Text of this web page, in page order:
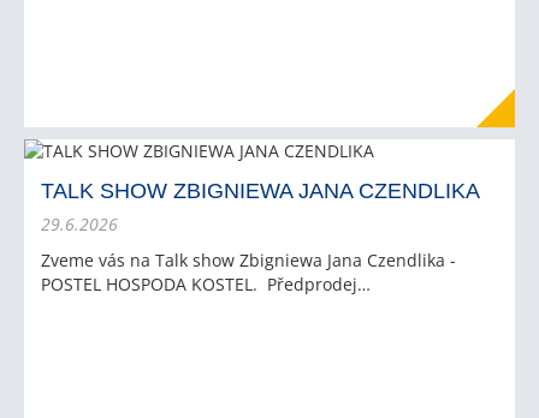
TALK SHOW ZBIGNIEWA JANA CZENDLIKA
29.6.2026
Zveme vás na Talk show Zbigniewa Jana Czendlika -
POSTEL HOSPODA KOSTEL. Předprodej…